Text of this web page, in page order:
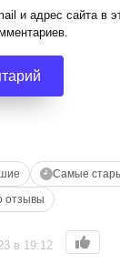
и адрес сайта в
Самые
отзывы
в 19:12